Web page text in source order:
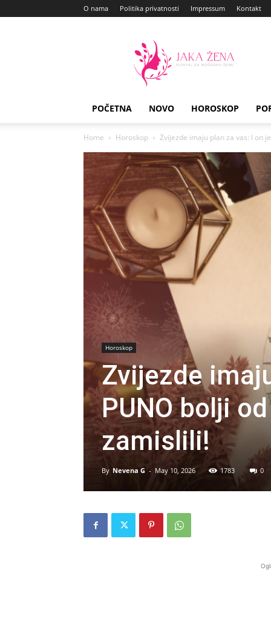
O nama Politika privatnosti Impressum Kontakt
Zena
POČETNA NOVO HOROSKOP
Home Horoskop Zvijezde imaju plan za vas: I on
Horoskop
Zvijezde
PUNO bolji
zamislili!
By Nevena G - May 10, 2026 1783 0